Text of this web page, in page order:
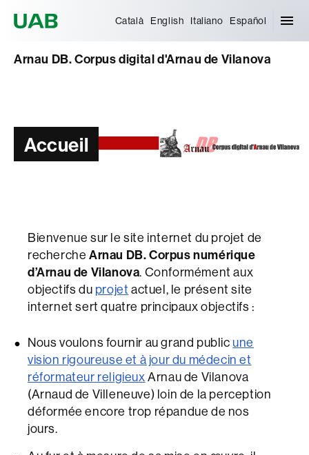
Català English Italiano Español
Arnau DB. Corpus digital d'Arnau de Vilanova
Accueil
Bienvenue sur le site internet du projet de
recherche Arnau DB. Corpus numérique
d’Arnau de Vilanova. Conformément aux
objectifs du projet actuel, le présent site
internet sert quatre principaux objectifs :
Nous voulons fournir au grand public une
vision rigoureuse et à jour du médecin et
réformateur religieuxArnau de Vilanova
(Arnaud de Villeneuve) loin de la perception
déformée encore trop répandue de nos
jours.